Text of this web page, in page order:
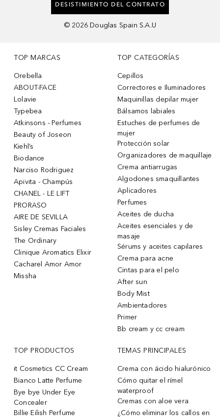
DESISTIMIENTO DEL CONTRATO
© 2026 Douglas Spain S.A.U
TOP MARCAS
Orebella
ABOUT-FACE
Lolavie
Typebea
Atkinsons - Perfumes
Beauty of Joseon
Kiehl’s
Biodance
Narciso Rodriguez
Apivita - Champús
CHANEL - LE LIFT
PRORASO
AIRE DE SEVILLA
Sisley Cremas Faciales
The Ordinary
Clinique Aromatics Elixir
Cacharel Amor Amor
Missha
TOP CATEGORÍAS
Cepillos
Correctores e Iluminadores
Maquinillas depilar mujer
Bálsamos labiales
Estuches de perfumes de
mujer
Protección solar
Organizadores de maquillaje
Crema antiarrugas
Algodones smaquillantes
Aplicadores
Perfumes
Aceites de ducha
Aceites esenciales y de
masaje
Sérums y aceites capilares
Crema para acne
Cintas para el pelo
After sun
Body Mist
Ambientadores
Primer
Bb cream y cc cream
TOP PRODUCTOS
it Cosmetics CC Cream
Bianco Latte Perfume
Bye bye Under Eye
Concealer
Billie Eilish Perfume
TEMAS PRINCIPALES
Crema con ácido hialurónico
Cómo quitar el rímel
waterproof
Cremas con aloe vera
¿Cómo eliminar los callos en